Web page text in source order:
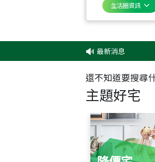
生活圈資訊
最新消息
還不知道要搜尋
主題好宅